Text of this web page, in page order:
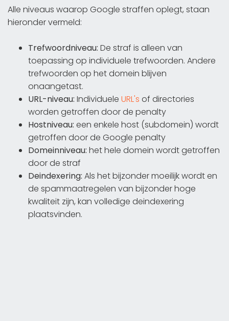
Alle niveaus waarop Google straffen oplegt, staan
hieronder vermeld:
Trefwoordniveau: De straf is alleen van
toepassing op individuele trefwoorden. Andere
trefwoorden op het domein blijven
onaangetast.
URL-niveau: Individuele URL's of directories
worden getroffen door de penalty
Hostniveau: een enkele host (subdomein) wordt
getroffen door de Google penalty
Domeinniveau: het hele domein wordt getroffen
door de straf
Deindexering: Als het bijzonder moeilijk wordt en
de spammaatregelen van bijzonder hoge
kwaliteit zijn, kan volledige deindexering
plaatsvinden.